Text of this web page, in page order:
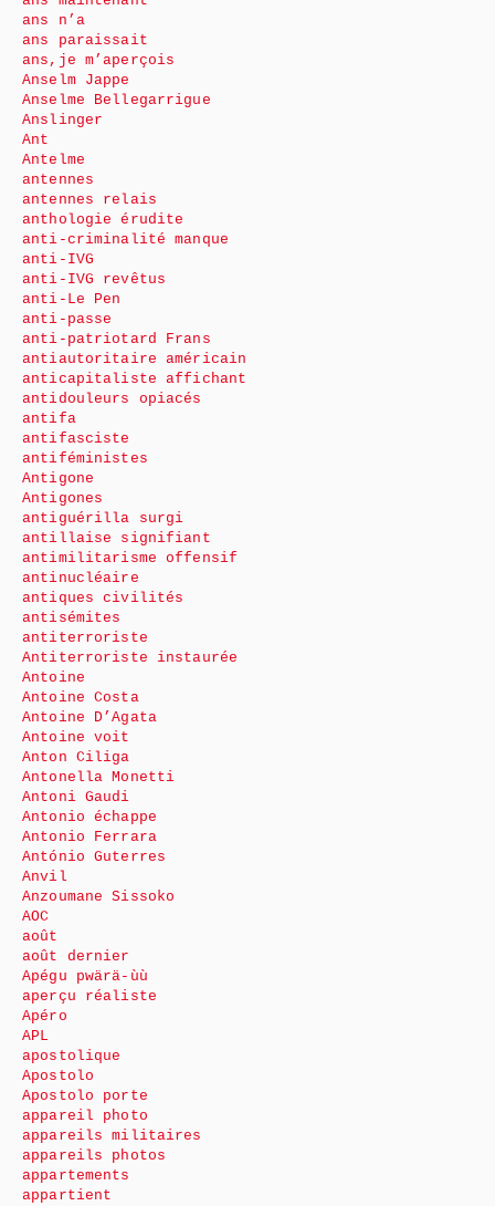
ans n’a
ans paraissait
ans,je m’aperçois
Anselm Jappe
Anselme Bellegarrigue
Anslinger
Ant
Antelme
antennes
antennes relais
anthologie érudite
anti-criminalité manque
anti-IVG
anti-IVG revêtus
anti-Le Pen
anti-passe
anti-patriotard Frans
antiautoritaire américain
anticapitaliste affichant
antidouleurs opiacés
antifa
antifasciste
antiféministes
Antigone
Antigones
antiguérilla surgi
antillaise signifiant
antimilitarisme offensif
antinucléaire
antiques civilités
antisémites
antiterroriste
Antiterroriste instaurée
Antoine
Antoine Costa
Antoine D’Agata
Antoine voit
Anton Ciliga
Antonella Monetti
Antoni Gaudi
Antonio échappe
Antonio Ferrara
António Guterres
Anvil
Anzoumane Sissoko
AOC
août
août dernier
Apégu pwärä-ùù
aperçu réaliste
Apéro
APL
apostolique
Apostolo
Apostolo porte
appareil photo
appareils militaires
appareils photos
appartements
appartient